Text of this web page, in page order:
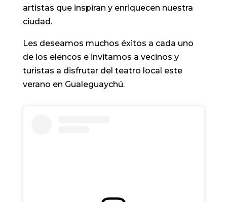
artistas que inspiran y enriquecen nuestra
ciudad.
Les deseamos muchos éxitos a cada uno
de los elencos e invitamos a vecinos y
turistas a disfrutar del teatro local este
verano en Gualeguaychú.